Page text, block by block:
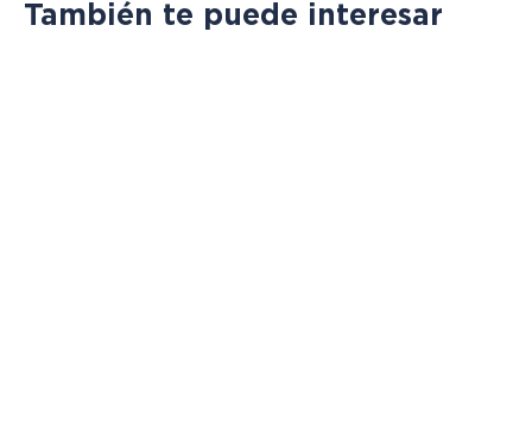
También te puede interesar